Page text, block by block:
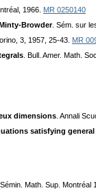
1966. MR 0250140
Browder. Sém. sur
3, 1957, 25-43. MR
. Bull. Amer. Math.
dimensions . Annali
satisfying general
. Sémin. Math. Sup.